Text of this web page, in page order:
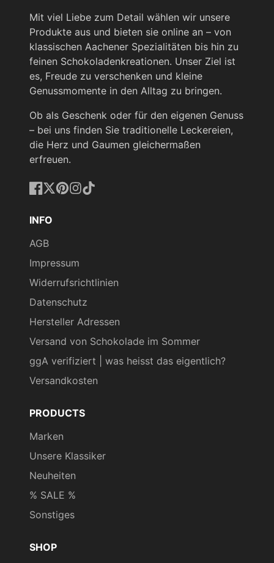
Mit viel Liebe zum Detail wählen wir unsere
Produkte aus und bieten sie online an – von
klassischen Aachener Spezialitäten bis hin zu
feinen Schokoladenkreationen. Unser Ziel ist
es, Freude zu verschenken und kleine
Genussmomente in den Alltag zu bringen.
Ob als Geschenk oder für den eigenen Genuss
– bei uns finden Sie traditionelle Leckereien,
die Herz und Gaumen gleichermaßen
erfreuen.
INFO
AGB
Impressum
Widerrufsrichtlinien
Datenschutz
Hersteller Adressen
Versand von Schokolade im Sommer
ggA verifiziert | was heisst das eigentlich?
Versandkosten
PRODUCTS
Marken
Unsere Klassiker
Neuheiten
% SALE %
Sonstiges
SHOP